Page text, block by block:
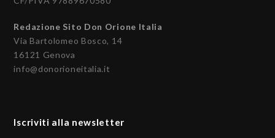
Redazione Sito Don Orione Italia
Via Bartolomeo Bosco, 14
16121 Genova
info@donorioneitalia.it
Iscriviti alla newsletter